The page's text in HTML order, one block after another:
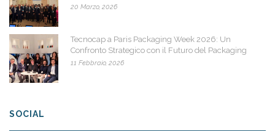
20 Marzo, 2026
Tecnocap a Paris Packaging Week 2026: Un
Confronto Strategico con il Futuro del Packaging
11 Febbraio, 2026
SOCIAL